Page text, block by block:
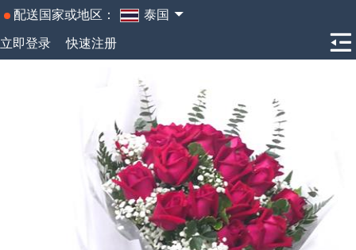
配送国家或地区：
泰国
立即登录
快速注册